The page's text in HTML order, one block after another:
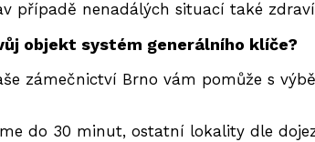
případě nenadálých situací také
objekt systém generálního klíče?
zámečnictví Brno vám pomůže s
do 30 minut, ostatní lokality dle